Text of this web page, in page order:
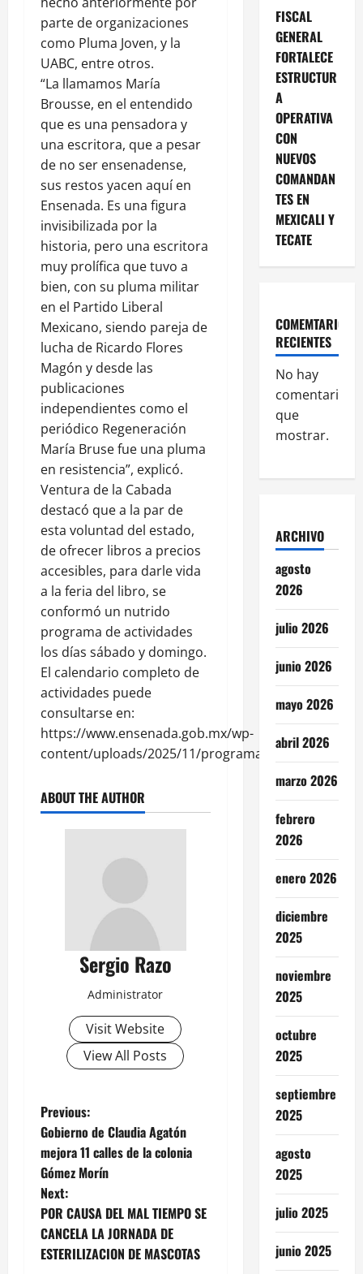
parte de organizaciones
como Pluma Joven, y la
UABC, entre otros.
“La llamamos María
Brousse, en el entendido
que es una pensadora y
una escritora, que a pesar
de no ser ensenadense,
sus restos yacen aquí en
Ensenada. Es una figura
invisibilizada por la
historia, pero una escritora
muy prolífica que tuvo a
bien, con su pluma militar
en el Partido Liberal
Mexicano, siendo pareja de
lucha de Ricardo Flores
Magón y desde las
publicaciones
independientes como el
periódico Regeneración
María Bruse fue una pluma
en resistencia”, explicó.
Ventura de la Cabada
destacó que a la par de
esta voluntad del estado,
de ofrecer libros a precios
accesibles, para darle vida
a la feria del libro, se
conformó un nutrido
programa de actividades
los días sábado y domingo.
El calendario completo de
actividades puede
consultarse en:
https://www.ensenada.gob.mx/wp-
content/uploads/2025/11/programa.jpeg
ABOUT THE AUTHOR
Sergio Razo
Administrator
Visit Website
View All Posts
P
o
s
t
n
Previous:
Gobierno de Claudia Agatón
mejora 11 calles de la colonia
Gómez Morín
Next:
POR CAUSA DEL MAL TIEMPO SE
CANCELA LA JORNADA DE
ESTERILIZACION DE MASCOTAS
FISCAL
GENERAL
FORTALECE
ESTRUCTUR
A
OPERATIVA
CON
NUEVOS
COMANDAN
TES EN
MEXICALI Y
TECATE
COMEMTARIOS
RECIENTES
No hay
comentarios
que
mostrar.
ARCHIVO
agosto
2026
julio 2026
junio 2026
mayo 2026
abril 2026
marzo 2026
febrero
2026
enero 2026
diciembre
2025
noviembre
2025
octubre
2025
septiembre
2025
agosto
2025
julio 2025
junio 2025